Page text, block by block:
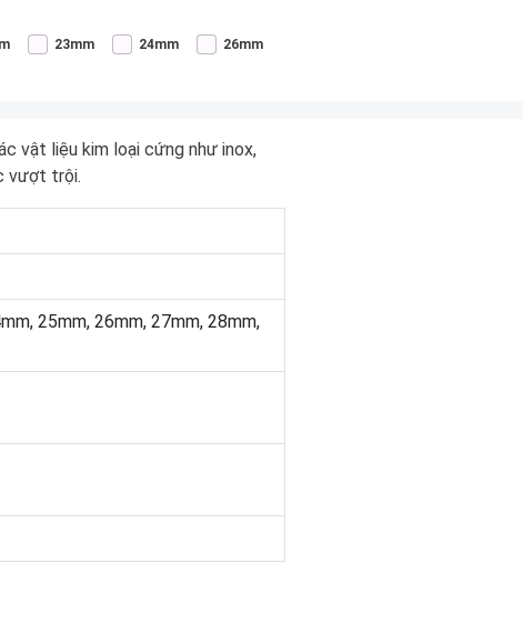
23mm 24mm
26mm
vật liệu kim loại cứng như inox,
vượt trội.
25mm, 26mm, 27mm, 28mm,